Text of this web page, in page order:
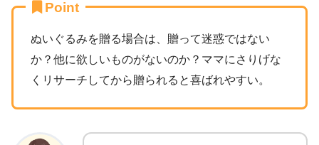
Point
ぬいぐるみを贈る場合は、贈って迷惑ではない
か？他に欲しいものがないのか？ママにさりげな
くリサーチしてから贈られると喜ばれやすい。